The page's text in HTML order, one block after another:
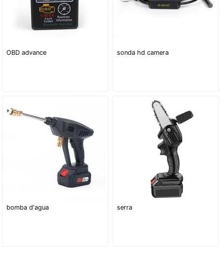
OBD advance sonda hd camera
bomba d'agua serra